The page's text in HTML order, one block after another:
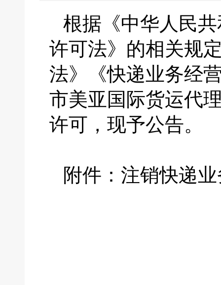
根据《中华人民
许可法》的相关规
法》《快递业务经
市美亚国际货运代
许可，现予公告。
附件：注销快递